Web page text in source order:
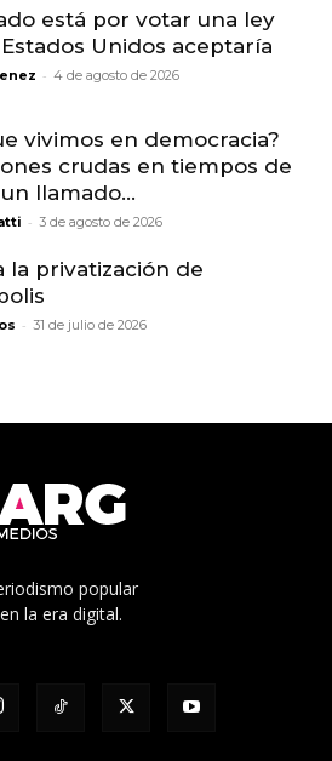
está por votar una ley
Unidos aceptaría
- 4 de agosto de 2026
vivimos en democracia?
crudas en tiempos de
llamado...
- 3 de agosto de 2026
la privatización de
- 31 de julio de 2026
popular
en la era digital.